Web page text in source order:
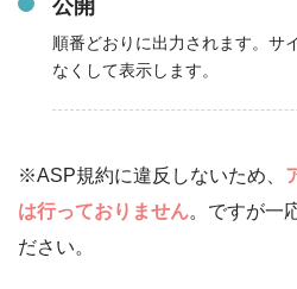
公開
順番どおりに出力されます。サ
なくして表示します。
※ASP規約に違反しないため、
は行っておりません。ですが一
ださい。